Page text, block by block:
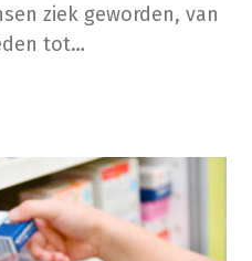
ziek geworden, van
tot
verdedigingssysteem
Gebruik antibiotica
heeft gesteld
nodig vindt.